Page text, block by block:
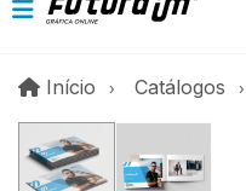
Início InícioCatálogos